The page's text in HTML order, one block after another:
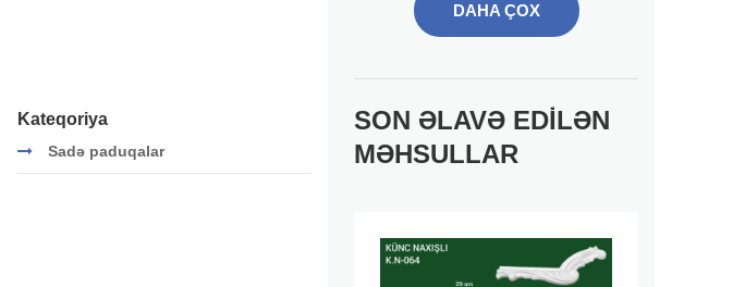
Kateqoriya
Sadə paduqalar
DAHA ÇOX
SON ƏLAVƏ EDILƏN
MƏHSULLAR